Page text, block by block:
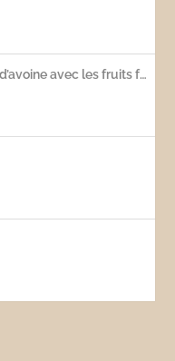
Porridge aux flocons d’avoine avec les fruits frais